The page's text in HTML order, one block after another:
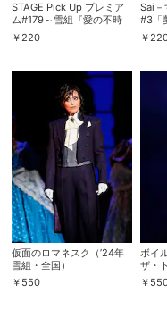
会員設定 会員情報
会員情報変更
STAGE Pick Up プレミア
ム#179～雪組『愛の不時
着』より～
￥220
Sai－
#3「
き・
￥
仮面のロマネスク（’24年
雪組・全国）
￥ 550
ボイ
ザ・
（
楽）
￥